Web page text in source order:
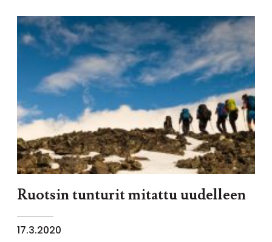
Ruotsin tunturit mitattu uudelleen
17.3.2020